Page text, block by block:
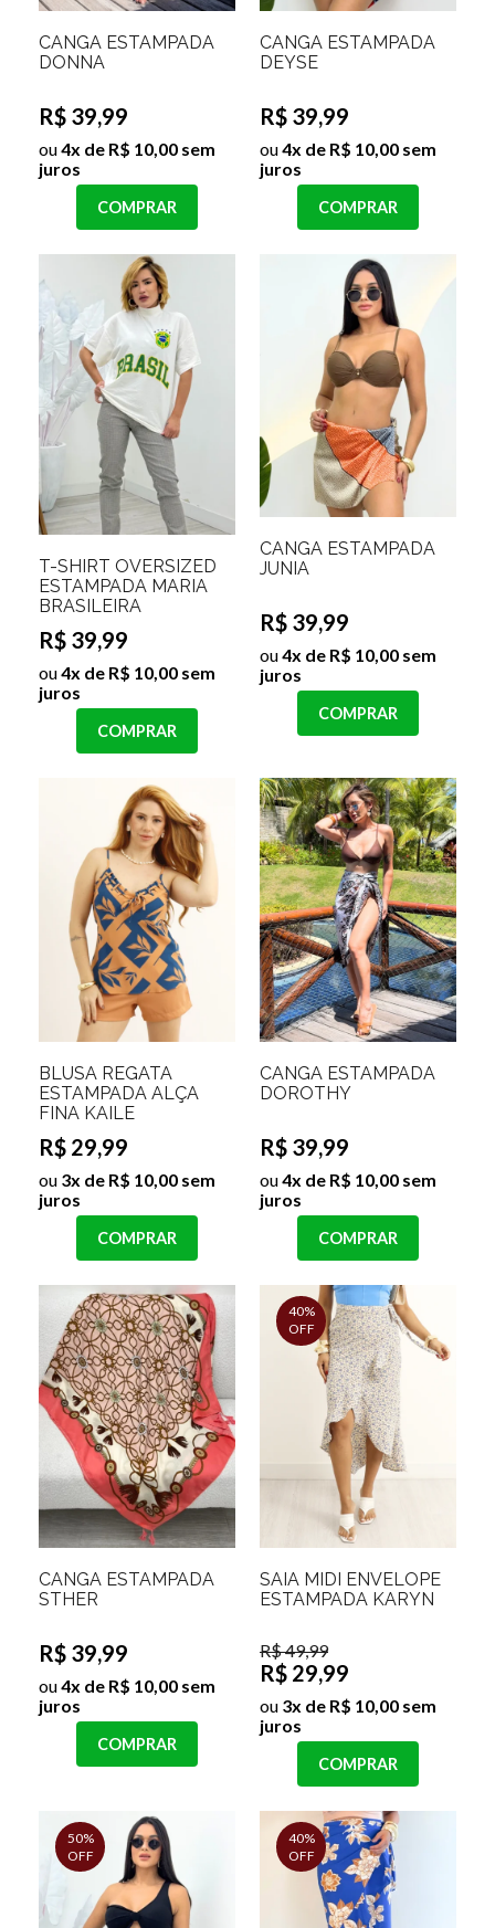
CANGA ESTAMPADA
DONNA
R$ 39,99
ou4x de R$ 10,00 sem
juros
COMPRAR
CANGA ESTAMPADA
DEYSE
R$ 39,99
ou4x de R$ 10,00 sem
juros
COMPRAR
T-SHIRT OVERSIZED
ESTAMPADA MARIA
BRASILEIRA
R$ 39,99
ou4x de R$ 10,00 sem
juros
COMPRAR
CANGA ESTAMPADA
JUNIA
R$ 39,99
ou4x de R$ 10,00 sem
juros
COMPRAR
BLUSA REGATA
ESTAMPADA ALÇA
FINA KAILE
R$ 29,99
ou 3x de R$ 10,00 sem
juros
COMPRAR
CANGA ESTAMPADA
DOROTHY
R$ 39,99
ou4x de R$ 10,00 sem
juros
COMPRAR
CANGA ESTAMPADA
STHER
R$ 39,99
ou4x de R$ 10,00 sem
juros
COMPRAR
40%
OFF
SAIA MIDI ENVELOPE
ESTAMPADA KARYN
R$ 49,99
R$ 29,99
ou 3x de R$ 10,00 sem
juros
COMPRAR
50%
OFF
40%
OFF